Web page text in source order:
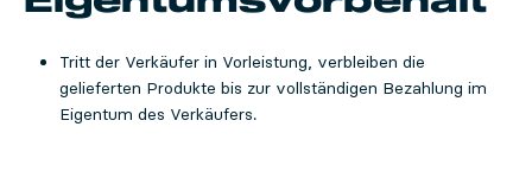
Tritt der Verkäufer in Vorleistung, verbleiben die
gelieferten Produkte bis zur vollständigen Bezahlung im
Eigentum des Verkäufers.